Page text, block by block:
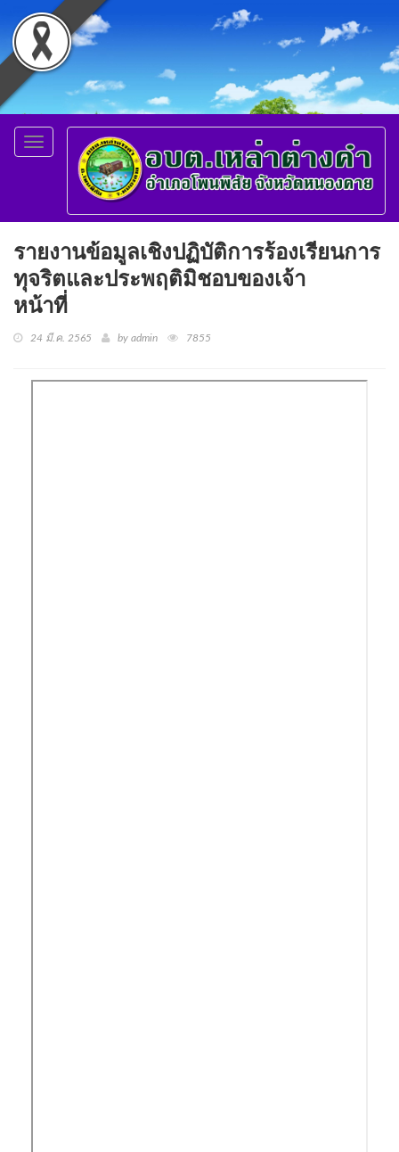
Toggle
navigation
รายงานข้อมูลเชิงปฏิบัติการร้องเรียนการ
ทุจริตและประพฤติมิชอบของเจ้า
หน้าที่
24 มี.ค. 2565 by admin 7855